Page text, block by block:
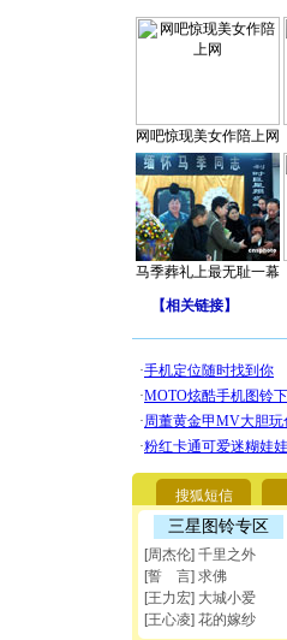
网吧惊现美女作陪上网
马季葬礼上最无耻一幕
【相关链接】
搜狐短信
三星图铃专区
[周杰伦] 千里之外
[誓 言] 求佛
[王力宏] 大城小爱
[王心凌] 花的嫁纱